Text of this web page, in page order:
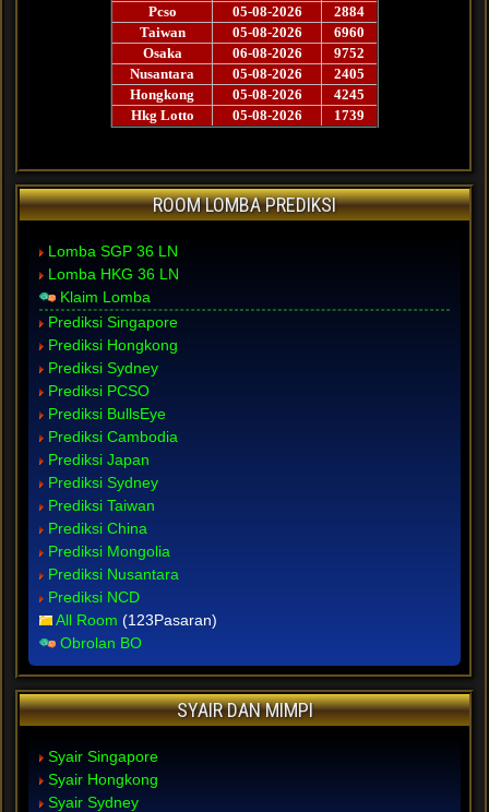
ROOM LOMBA PREDIKSI
Lomba SGP 36 LN
Lomba HKG 36 LN
Klaim Lomba
Prediksi Singapore
Prediksi Hongkong
Prediksi Sydney
Prediksi PCSO
Prediksi BullsEye
Prediksi Cambodia
Prediksi Japan
Prediksi Sydney
Prediksi Taiwan
Prediksi China
Prediksi Mongolia
Prediksi Nusantara
Prediksi NCD
All Room (123Pasaran)
Obrolan BO
SYAIR DAN MIMPI
Syair Singapore
Syair Hongkong
Syair Sydney